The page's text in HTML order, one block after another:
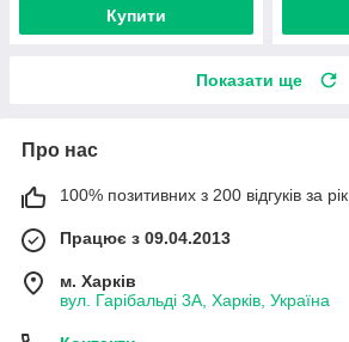
Купити
Показати ще
Про нас
100% позитивних з 200 відгуків за рік
Працює з 09.04.2013
м. Харків
вул. Гарібальді 3А, Харків, Україна